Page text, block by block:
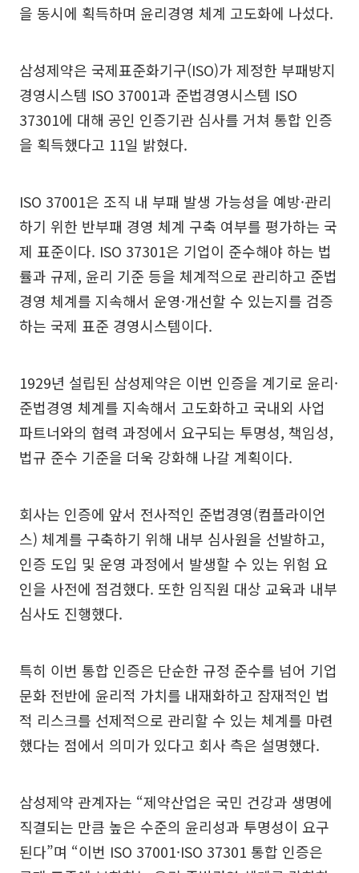
을 동시에 획득하며 윤리경영 체계 고도화에 나섰다.
삼성제약은 국제표준화기구(ISO)가 제정한 부패방지
경영시스템 ISO 37001과 준법경영시스템 ISO
37301에 대해 공인 인증기관 심사를 거쳐 통합 인증
을 획득했다고 11일 밝혔다.
ISO 37001은 조직 내 부패 발생 가능성을 예방·관리
하기 위한 반부패 경영 체계 구축 여부를 평가하는 국
제 표준이다. ISO 37301은 기업이 준수해야 하는 법
률과 규제, 윤리 기준 등을 체계적으로 관리하고 준법
경영 체계를 지속해서 운영·개선할 수 있는지를 검증
하는 국제 표준 경영시스템이다.
1929년 설립된 삼성제약은 이번 인증을 계기로 윤리·
준법경영 체계를 지속해서 고도화하고 국내외 사업
파트너와의 협력 과정에서 요구되는 투명성, 책임성,
법규 준수 기준을 더욱 강화해 나갈 계획이다.
회사는 인증에 앞서 전사적인 준법경영(컴플라이언
스) 체계를 구축하기 위해 내부 심사원을 선발하고,
인증 도입 및 운영 과정에서 발생할 수 있는 위험 요
인을 사전에 점검했다. 또한 임직원 대상 교육과 내부
심사도 진행했다.
특히 이번 통합 인증은 단순한 규정 준수를 넘어 기업
문화 전반에 윤리적 가치를 내재화하고 잠재적인 법
적 리스크를 선제적으로 관리할 수 있는 체계를 마련
했다는 점에서 의미가 있다고 회사 측은 설명했다.
삼성제약 관계자는 “제약산업은 국민 건강과 생명에
직결되는 만큼 높은 수준의 윤리성과 투명성이 요구
된다”며 “이번 ISO 37001·ISO 37301 통합 인증은